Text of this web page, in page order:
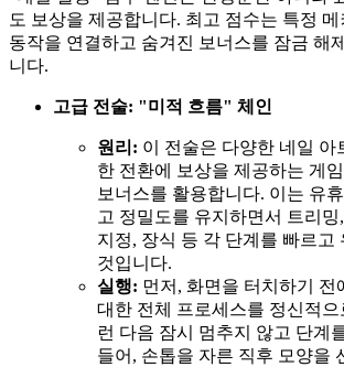
도 보상을 제공합니다. 최고 점수는 특정
동작을 연결하고 숨겨진 보너스를 잠금 해
니다.
고급 전술: "미적 흐름" 체인
원리: 이 전술은 다양한 네일 아
한 전환에 보상을 제공하는 게
보너스를 활용합니다. 이는 유
고 정밀도를 유지하면서 트리
지정, 장식 등 각 단계를 빠르고
것입니다.
실행: 먼저, 화면을 터치하기 전
대한 전체 프로세스를 정신적
런 다음 잠시 멈추지 않고 단계
들어, 손톱을 자른 직후 모양을